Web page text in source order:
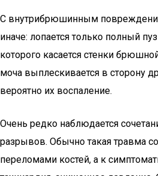
С внутрибрюшинным
иначе: лопается только полный
которого касается стенки
моча выплескивается в сторону
вероятно их воспаление.
Очень редко наблюдается
разрывов. Обычно такая травма
переломами костей, а к